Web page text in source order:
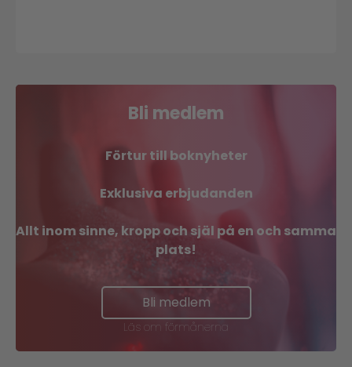
Bli medlem
Förtur till boknyheter
Exklusiva erbjudanden
Allt inom sinne, kropp och själ på en och samma
plats!
Bli medlem
Läs om förmånerna